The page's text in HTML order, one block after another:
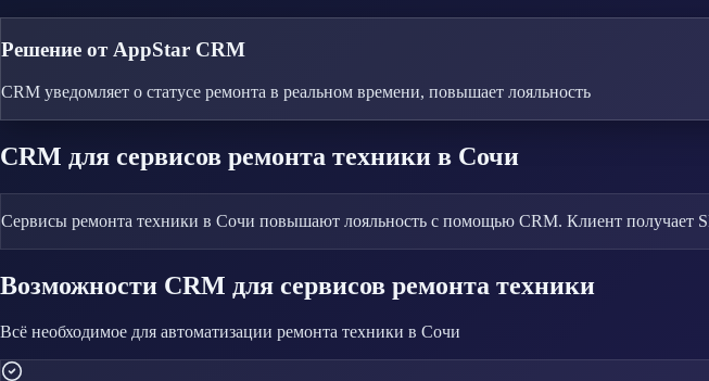
Решение от AppStar CRM
CRM уведомляет о статусе ремонта в реальном времени, повышает лояльность
CRM для сервисов ремонта техники в Сочи
Сервисы ремонта техники в Сочи повышают лояльность с помощью CRM. Клиент получает
Возможности CRM для сервисов ремонта техники
Всё необходимое для автоматизации ремонта техники в Сочи